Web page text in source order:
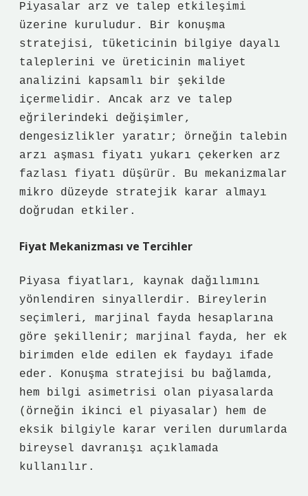
Piyasalar arz ve talep etkileşimi
üzerine kuruludur. Bir konuşma
stratejisi, tüketicinin bilgiye dayalı
taleplerini ve üreticinin maliyet
analizini kapsamlı bir şekilde
içermelidir. Ancak arz ve talep
eğrilerindeki değişimler,
dengesizlikler yaratır; örneğin talebin
arzı aşması fiyatı yukarı çekerken arz
fazlası fiyatı düşürür. Bu mekanizmalar
mikro düzeyde stratejik karar almayı
doğrudan etkiler.
Fiyat Mekanizması ve Tercihler
Piyasa fiyatları, kaynak dağılımını
yönlendiren sinyallerdir. Bireylerin
seçimleri, marjinal fayda hesaplarına
göre şekillenir; marjinal fayda, her ek
birimden elde edilen ek faydayı ifade
eder. Konuşma stratejisi bu bağlamda,
hem bilgi asimetrisi olan piyasalarda
(örneğin ikinci el piyasalar) hem de
eksik bilgiyle karar verilen durumlarda
bireysel davranışı açıklamada
kullanılır.